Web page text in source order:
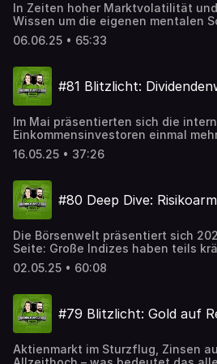
In Zeiten hoher Marktvolatilität
Wissen um die eigenen mentalen
entscheidender als die perfekte
74. Folge des
selbst erfahrene Anleger immer
bringen. Von der
Herdentrieb bis hin zur
und langfristig erfolgreicher
06.06.25 • 65:33
#81 Blitzlicht:
Im Mai präsentierten sich die
Einkommensinvestoren einmal
Spielfeld zwischen Chancen und
geopolitische Unsicherheiten und
Gelegenheiten für antizyklisch
aktuelle Folge des
beleuchtet die wichtigsten
Hathaway bis hin zu den
und den Besonderheiten des
16.05.25 • 37:26
#80 Deep Dive:
Die Börsenwelt präsentiert sich
Seite: Große Indizes haben teils
Währungen schwanken, und viele
Stabilität. Auch in turbulenten
mit überschaubarem Risiko zu
Einkommensinvestoren-Podcasts
Strategien, unkorrelierte
Dividenden ermöglichen.
02.05.25 • 60:08
#79 Blitzlicht: Gold auf
Aktienmarkt im Sturzflug, Zinsen